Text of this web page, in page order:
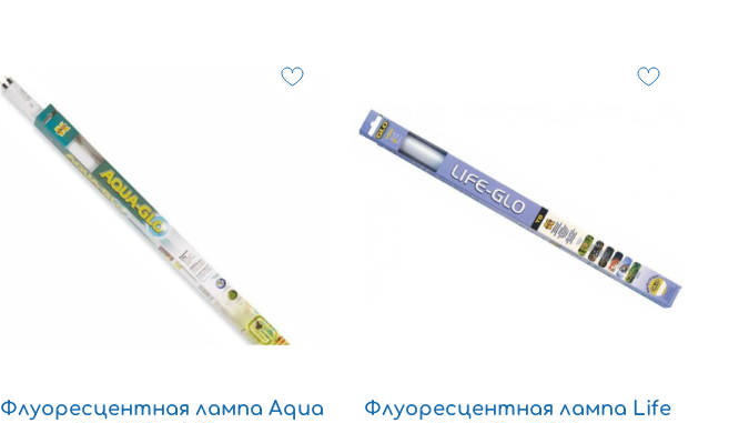
Флуоресцентная лампа Aqua
Флуоресцентная лампа Life